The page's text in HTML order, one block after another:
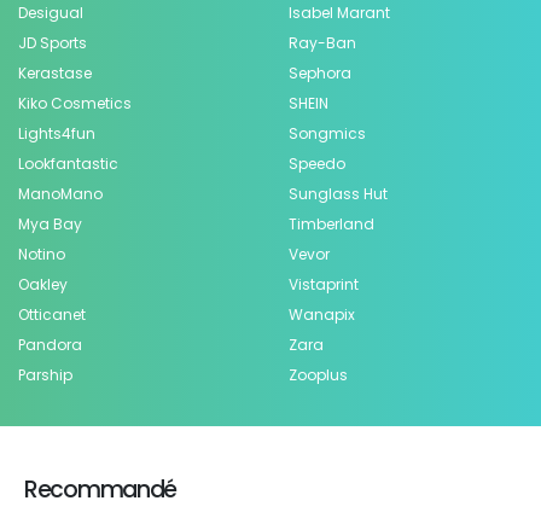
Desigual
Isabel Marant
JD Sports
Kerastase
Kiko Cosmetics
Lights4fun
Lookfantastic
ManoMano
Mya Bay
Notino
Oakley
Otticanet
Pandora
Parship
Ray-Ban
Sephora
SHEIN
Songmics
Speedo
Sunglass Hut
Timberland
Vevor
Vistaprint
Wanapix
Zara
Zooplus
Recommandé